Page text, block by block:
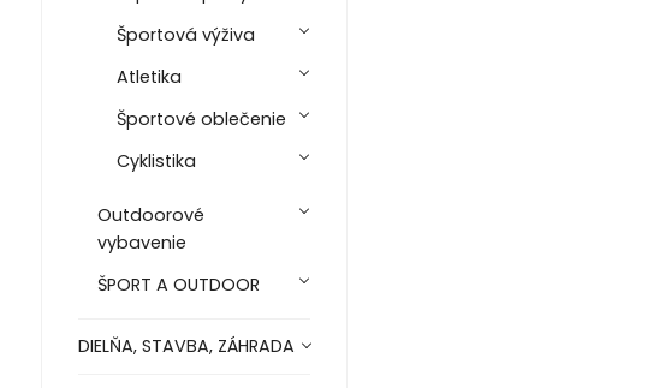
Športová výživa
Atletika
Športové oblečenie
Cyklistika
Outdoorové
vybavenie
ŠPORT A OUTDOOR
DIELŇA, STAVBA, ZÁHRADA